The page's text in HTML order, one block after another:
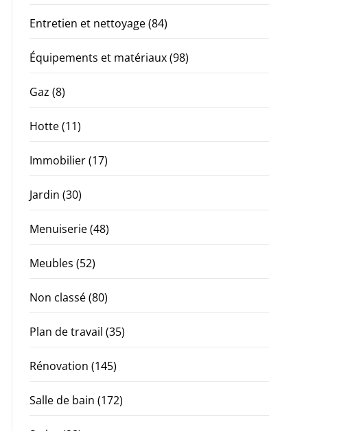
Entretien et nettoyage(84)
Équipements et matériaux(98)
Gaz (8)
Hotte(11)
Immobilier(17)
Jardin (30)
Menuiserie(48)
Meubles (52)
Non classé(80)
Plan de travail (35)
Rénovation (145)
Salle de bain (172)